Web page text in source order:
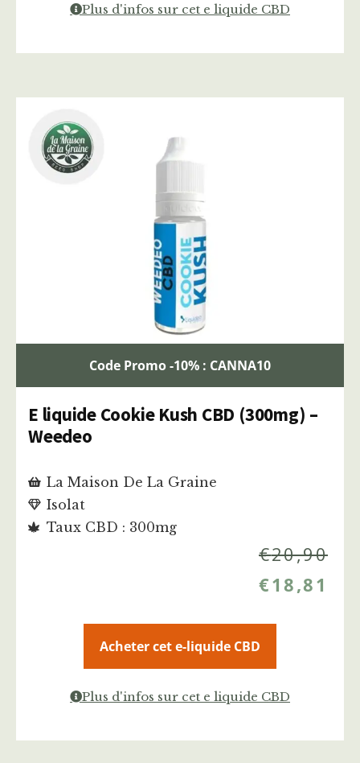
Plus d'infos sur cet e liquide CBD
Code Promo -10% : CANNA10
E liquide Cookie Kush CBD (300mg) –
Weedeo
La Maison De La Graine
Isolat
Taux CBD : 300mg
€20,90
€18,81
Acheter cet e-liquide CBD
Plus d'infos sur cet e liquide CBD